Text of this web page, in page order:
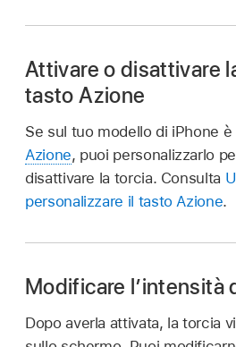
Attivare o disattivare
tasto Azione
Se sul tuo modello di iPhone
Azione, puoi personalizzarlo
disattivare la torcia. Consulta
personalizzare il tasto Azione.
Modificare l’intensità
Dopo averla attivata, la torcia